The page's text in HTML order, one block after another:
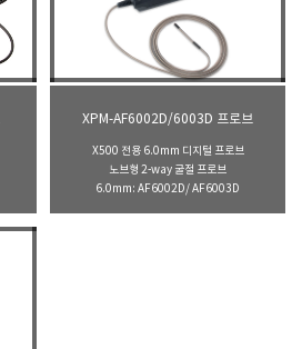
XPM-AF6002D/6003D 프로브
X500 전용 6.0mm 디지털 프로브
노브형 2-way 굴절 프로브
6.0mm: AF6002D/ AF6003D